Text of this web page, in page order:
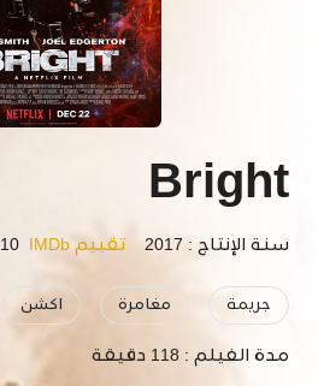
Bright
سنة الإنتاج : 2017 تقييم IMDb 10 /
جريمة مغامرة اكشن
مدة الفيلم : 118 دقيقة